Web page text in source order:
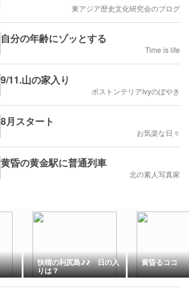
東アジア歴史文化研究会のブログ
自分の年齢にゾッとする
Time is life
9/11.山の家入り
ボストンテリアIvyのぼやき
8月スタート
お気楽な日々
黄昏の黄金駅に普通列車
北の素人写真家
快晴の利尻島♪♪ 日の入
りは？
黄昏るココ